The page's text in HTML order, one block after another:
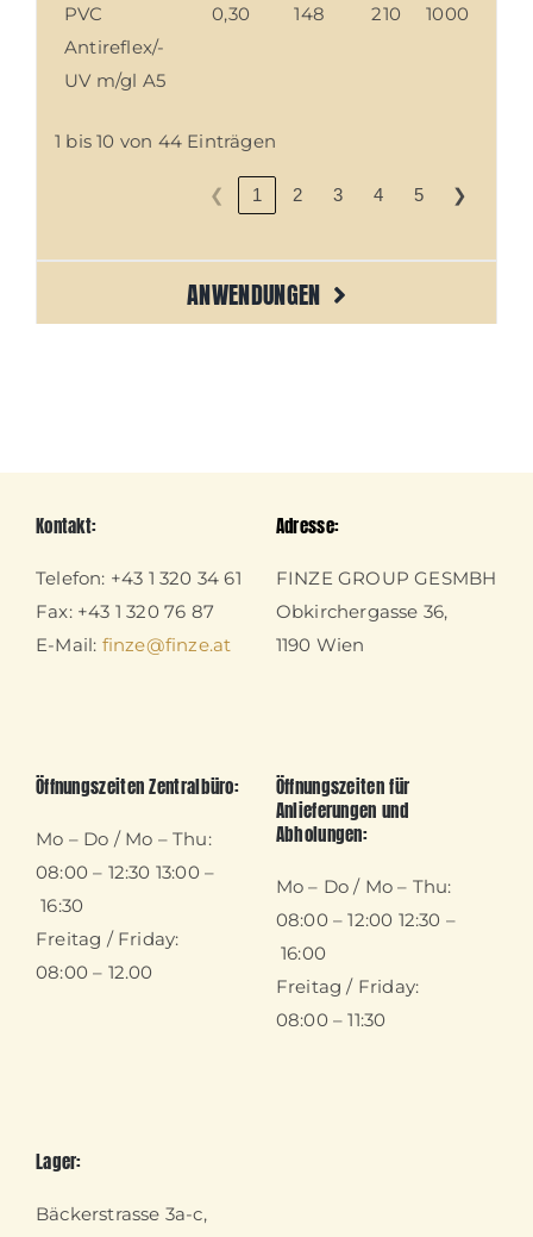
PVC
Antireflex/-
UV m/gl A5
0,30 148 210 1000
1 bis 10 von 44 Einträgen
❮ 1 2 3 4 5 ❯
ANWENDUNGEN
Kontakt:
Telefon: +43 1 320 34 61
Fax: +43 1 320 76 87
E-Mail: finze@finze.at
Adresse:
FINZE GROUP GESMBH
Obkirchergasse 36,
1190 Wien
Öffnungszeiten Zentralbüro:
Mo – Do / Mo – Thu:
08:00 – 12:30 13:00 –
16:30
Freitag / Friday:
08:00 – 12.00
Öffnungszeiten für
Anlieferungen und
Abholungen:
Mo – Do / Mo – Thu:
08:00 – 12:00 12:30 –
16:00
Freitag / Friday:
08:00 – 11:30
Lager:
Bäckerstrasse 3a-c,